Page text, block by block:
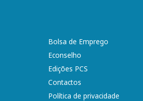
Bolsa de Emprego
Econselho
Edições PCS
Contactos
Política de privacidade